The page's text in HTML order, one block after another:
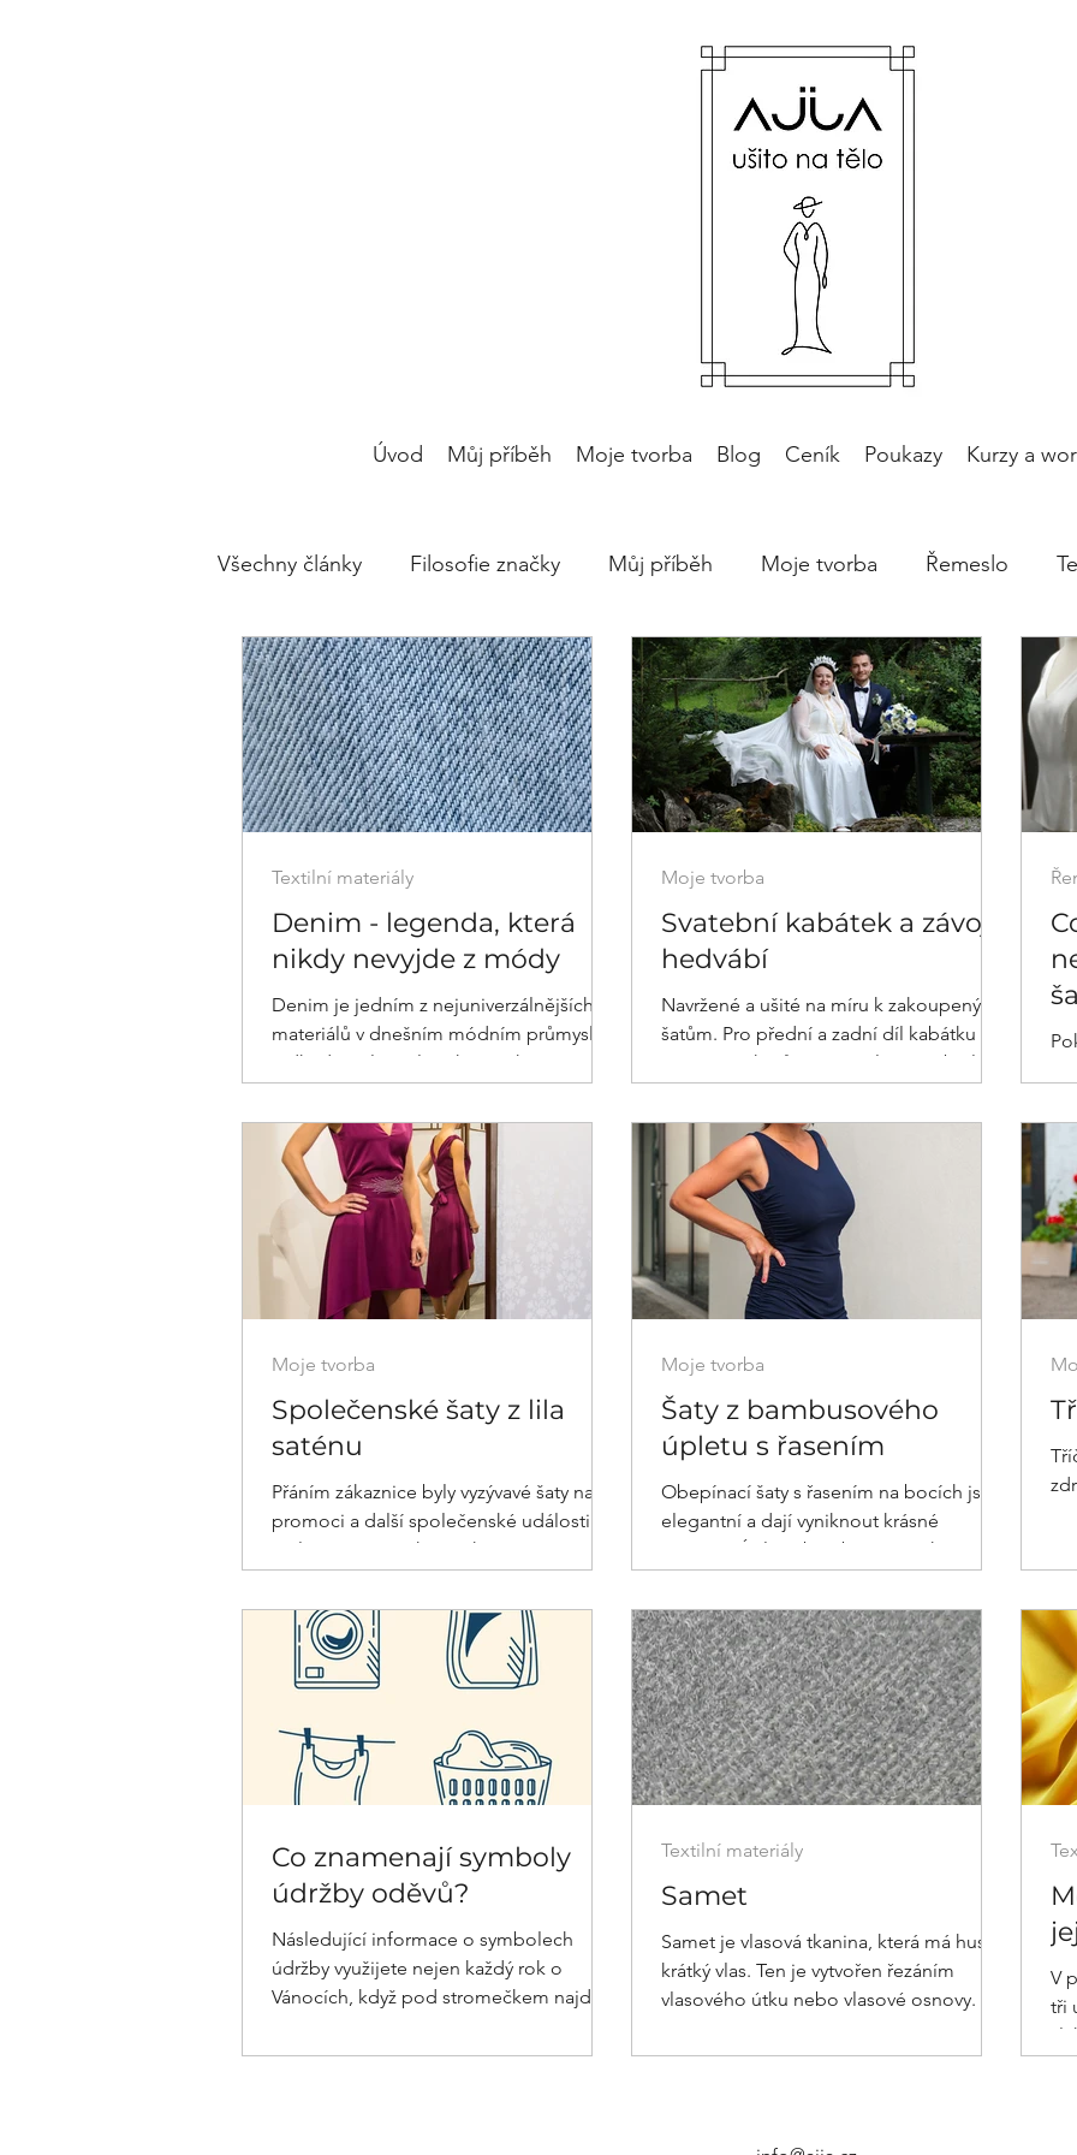
Úvod Můj příběh Moje tvorba Blog Ceník Poukazy Kurzy a
Všechny články Filosofie značky Můj příběh Moje tvorba Řemeslo
Denim - legenda, která
nikdy nevyjde z módy
Denim je jedním z nejuniverzálnějších
materiálů v dnešním módním průmyslu.
Odkud se ale vzal? Jeho vznik
Textilní materiály
Svatební kabátek a závoj z
hedvábí
Navržené a ušité na míru k zakoupeným
šatům. Pro přední a zadní díl kabátku a
manžety rukávů jsme společně vybraly
Moje tvorba
s
Společenské šaty z lila
saténu
Přáním zákaznice byly vyzývavé šaty na
promoci a další společenské události.
Přála si asymetrickou sukni,
jednobarevnou lesklou látku,...
Moje tvorba
Šaty z bambusového
úpletu s řasením
Obepínací šaty s řasením na bocích jsou
elegantní a dají vyniknout krásné
postavě. Úplet z bambusové viskózy je
ideální volbou do horka.
Moje tvorba
Co znamenají symboly
údržby oděvů?
Následující informace o symbolech
údržby využijete nejen každý rok o
Vánocích, když pod stromečkem najdete
Samet
Samet je vlasová tkanina, která má hustý,
krátký vlas. Ten je vytvořen řezáním
vlasového útku nebo vlasové osnovy.
Textilní materiály
V
tři